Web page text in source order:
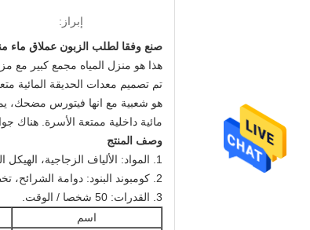
إبراز:
صنع وفقا لطلب الزبون عملاق ماء
هذا هو منزل المياه مجمع كبير مع
تم تصميم معدات الحديقة المائية
هو شعبية مع انها فيتورس مضحك،
مائية داخلية ممتعة الأسرة. هناك
وصف المنتج
1. المواد: الألياف الزجاجية، الهيكل الصلب وغيرها
2. كومبوند البنود: دوامة الشرائح، تخطي دلو، بخاخ المياه، الكرتون / الحيوان الرموز، صافي تسلق المياه وغيرها للمتعة الأسرة.
3. القدرات: 50 شخصا / الوقت.
اسم